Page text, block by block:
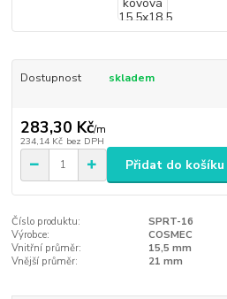
Dostupnost skladem
283,30 Kč/m
234,14 Kč bez DPH
Přidat do košíku
Číslo produktu:
SPRT-16
Výrobce:
COSMEC
Vnitřní průměr:
15,5 mm
Vnější průměr:
21 mm